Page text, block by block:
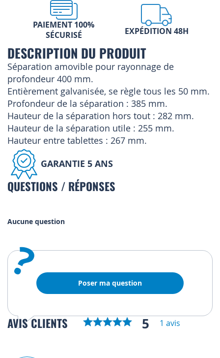
PAIEMENT 100%
SÉCURISÉ
EXPÉDITION 48H
DESCRIPTION DU PRODUIT
Séparation amovible pour rayonnage de
profondeur 400 mm.
Entièrement galvanisée, se règle tous les 50 mm.
Profondeur de la séparation : 385 mm.
Hauteur de la séparation hors tout : 282 mm.
Hauteur de la séparation utile : 255 mm.
Hauteur entre tablettes : 267 mm.
GARANTIE 5 ANS
QUESTIONS / RÉPONSES
Aucune question
? Poser ma question
AVIS CLIENTS 5 1 avis